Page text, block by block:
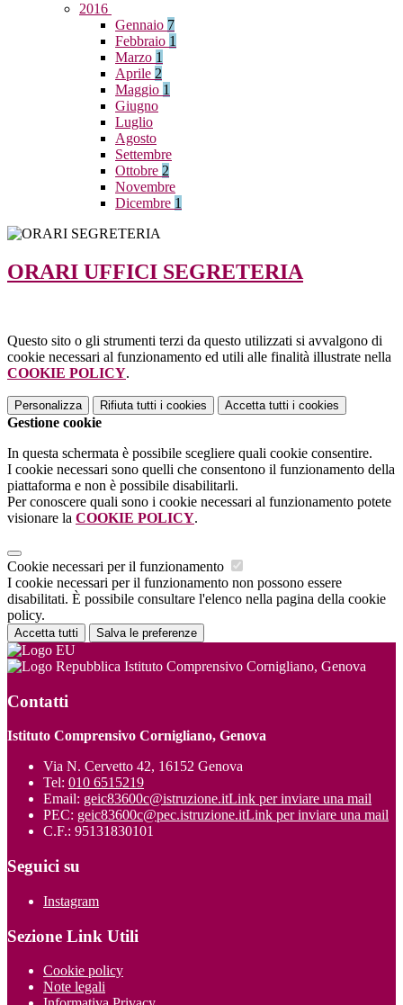
2016
Gennaio 7
Febbraio 1
Marzo 1
Aprile 2
Maggio 1
Giugno
Luglio
Agosto
Settembre
Ottobre 2
Novembre
Dicembre 1
ORARI UFFICI SEGRETERIA
Questo sito o gli strumenti terzi da questo utilizzati si avvalgono di
cookie necessari al funzionamento ed utili alle finalità illustrate nella
COOKIE POLICY.
Personalizza Rifiuta tutti i cookies Accetta tutti i cookies
Gestione cookie
In questa schermata è possibile scegliere quali cookie consentire.
I cookie necessari sono quelli che consentono il funzionamento della
piattaforma e non è possibile disabilitarli.
Per conoscere quali sono i cookie necessari al funzionamento potete
visionare la COOKIE POLICY.
Cookie necessari per il funzionamento
I cookie necessari per il funzionamento non possono essere
disabilitati. È possibile consultare l'elenco nella pagina della cookie
policy.
Accetta tutti Salva le preferenze
Istituto Comprensivo Cornigliano, Genova
Contatti
Istituto Comprensivo Cornigliano, Genova
Via N. Cervetto 42, 16152 Genova
Tel: 010 6515219
Email: geic83600c@istruzione.itLink per inviare una mail
PEC: geic83600c@pec.istruzione.itLink per inviare una mail
C.F.: 95131830101
Seguici su
Instagram
Sezione Link Utili
Cookie policy
Note legali